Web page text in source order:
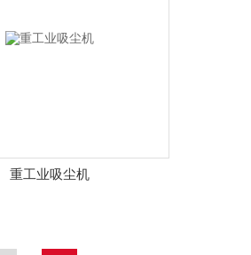
重工业吸尘机